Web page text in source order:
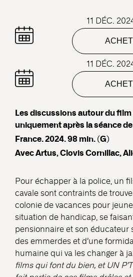
11 DÉC.
11 DÉC.
Les discussions autour du
uniquement après la séance
France. 2024. 98 min. (G)
Avec Artus, Clovis Cornillac,
Pour échapper à la police, un
cavale sont contraints de
colonie de vacances pour
situation de handicap, se
pensionnaire et son éducateur
des emmerdes et d’une
humaine qui va les changer à
films qui font du bien, et UN